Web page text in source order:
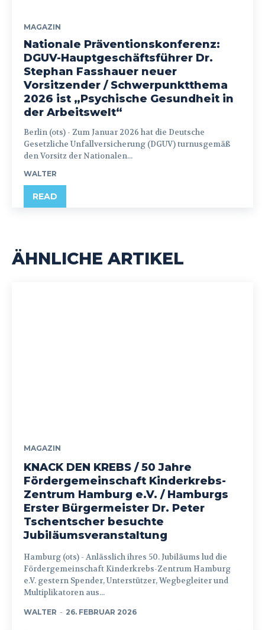
MAGAZIN
Nationale Präventionskonferenz:
DGUV-Hauptgeschäftsführer Dr.
Stephan Fasshauer neuer
Vorsitzender / Schwerpunktthema
2026 ist „Psychische Gesundheit in
der Arbeitswelt“
Berlin (ots) - Zum Januar 2026 hat die Deutsche
Gesetzliche Unfallversicherung (DGUV) turnusgemäß
den Vorsitz der Nationalen...
WALTER
READ
ÄHNLICHE ARTIKEL
MAGAZIN
KNACK DEN KREBS / 50 Jahre
Fördergemeinschaft Kinderkrebs-
Zentrum Hamburg e.V. / Hamburgs
Erster Bürgermeister Dr. Peter
Tschentscher besuchte
Jubiläumsveranstaltung
Hamburg (ots) - Anlässlich ihres 50. Jubiläums lud die
Fördergemeinschaft Kinderkrebs-Zentrum Hamburg
e.V. gestern Spender, Unterstützer, Wegbegleiter und
Multiplikatoren aus...
WALTER - 26. FEBRUAR 2026